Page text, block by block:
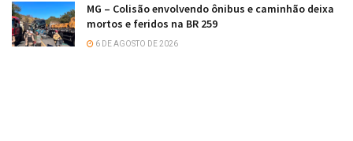
MG – Colisão envolvendo ônibus e caminhão deixa
mortos e feridos na BR 259
6 DE AGOSTO DE 2026